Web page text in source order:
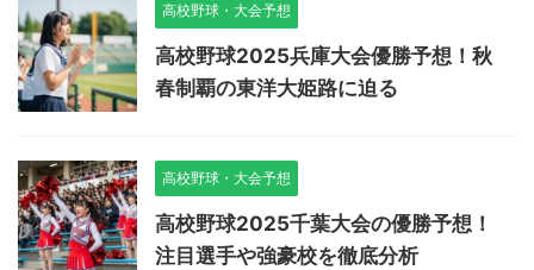
高校野球・大会予想
高校野球2025兵庫大会優勝予想！秋
春制覇の東洋大姫路に迫る
高校野球・大会予想
高校野球2025千葉大会の優勝予想！
注目選手や強豪校を徹底分析